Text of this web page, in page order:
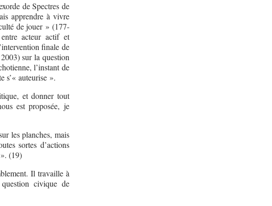
de Spectres de
apprendre à vivre
de jouer » (177-
acteur actif et
finale de
sur la question
l’instant de
s’« auteurise ».
et donner tout
est proposée, je
les planches, mais
sortes d’actions
(19)
Il travaille à
civique de